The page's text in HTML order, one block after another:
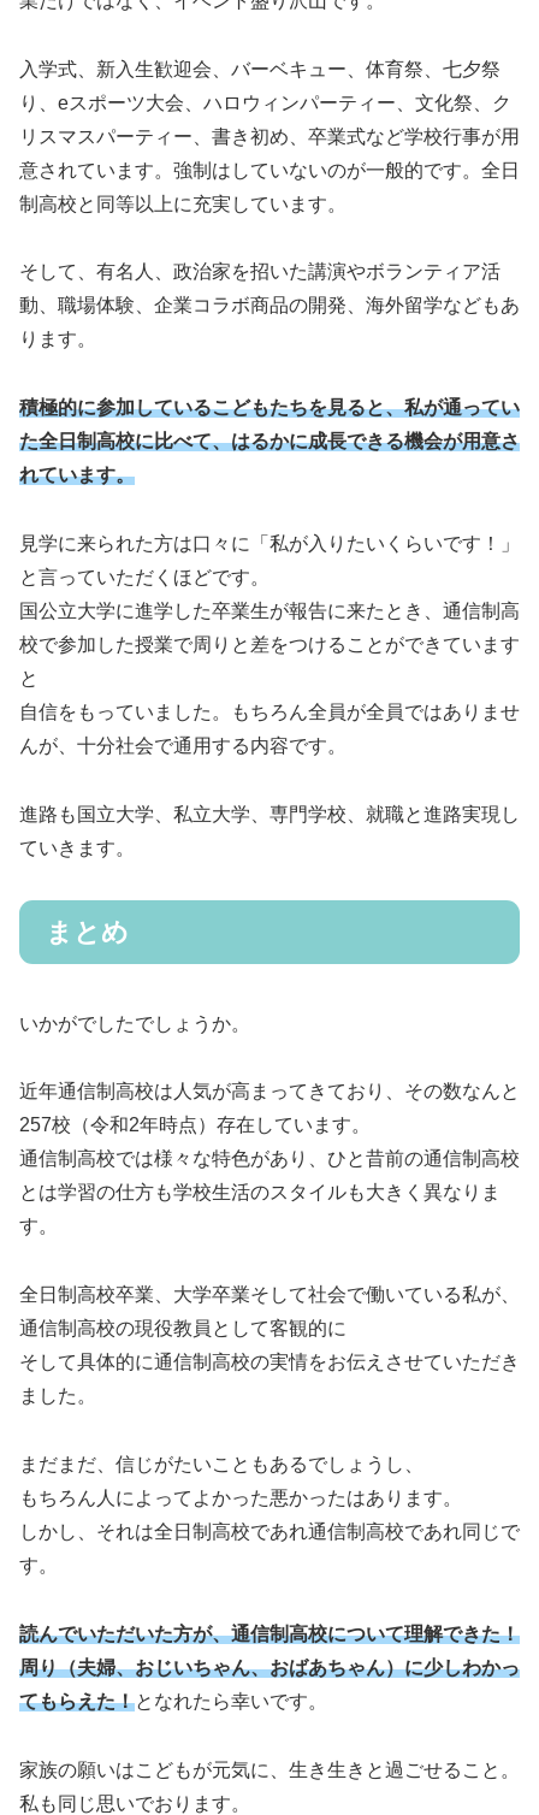
入学式、新入生歓迎会、バーベキュー、体育祭、七夕祭
り、eスポーツ大会、ハロウィンパーティー、文化祭、ク
リスマスパーティー、書き初め、卒業式など学校行事が用
意されています。強制はしていないのが一般的です。全日
制高校と同等以上に充実しています。
そして、有名人、政治家を招いた講演やボランティア活
動、職場体験、企業コラボ商品の開発、海外留学などもあ
ります。
積極的に参加しているこどもたちを見ると、私が通ってい
た全日制高校に比べて、はるかに成長できる機会が用意さ
れています。
見学に来られた方は口々に「私が入りたいくらいです！」
と言っていただくほどです。
国公立大学に進学した卒業生が報告に来たとき、通信制高
校で参加した授業で周りと差をつけることができています
と
自信をもっていました。もちろん全員が全員ではありませ
んが、十分社会で通用する内容です。
進路も国立大学、私立大学、専門学校、就職と進路実現し
ていきます。
まとめ
いかがでしたでしょうか。
近年通信制高校は人気が高まってきており、その数なんと
257校（令和2年時点）存在しています。
通信制高校では様々な特色があり、ひと昔前の通信制高校
とは学習の仕方も学校生活のスタイルも大きく異なりま
す。
全日制高校卒業、大学卒業そして社会で働いている私が、
通信制高校の現役教員として客観的に
そして具体的に通信制高校の実情をお伝えさせていただき
ました。
まだまだ、信じがたいこともあるでしょうし、
もちろん人によってよかった悪かったはあります。
しかし、それは全日制高校であれ通信制高校であれ同じで
す。
読んでいただいた方が、通信制高校について理解できた！
周り（夫婦、おじいちゃん、おばあちゃん）に少しわかっ
てもらえた！となれたら幸いです。
家族の願いはこどもが元気に、生き生きと過ごせること。
私も同じ思いでおります。